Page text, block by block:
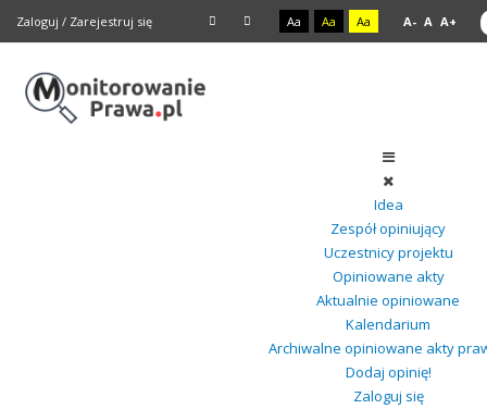
Zaloguj / Zarejestruj się Aa Aa Aa A- A A+
Idea
Zespół opiniujący
Uczestnicy projektu
Opiniowane akty
Aktualnie opiniowane
Kalendarium
Archiwalne opiniowane akty
Dodaj opinię!
Zaloguj się